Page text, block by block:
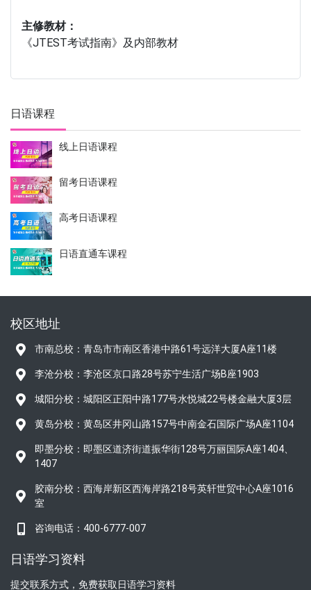
主修教材：
《JTEST考试指南》及内部教材
日语课程
线上日语课程
留考日语课程
高考日语课程
日语直通车课程
校区地址
市南总校：青岛市市南区香港中路61号远洋大厦A座11楼
李沧分校：李沧区京口路28号苏宁生活广场B座1903
城阳分校：城阳区正阳中路177号水悦城22号楼金融大厦3层
黄岛分校：黄岛区井冈山路157号中南金石国际广场A座1104
即墨分校：即墨区道济街道振华街128号万丽国际A座1404、
1407
胶南分校：西海岸新区西海岸路218号英轩世贸中心A座1016
室
咨询电话：400-6777-007
日语学习资料
提交联系方式，免费获取日语学习资料